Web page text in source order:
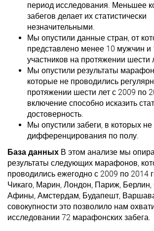
период исследования. Меньшее
забегов делает их статистически
незначительными.
Мы опустили данные стран, от
представлено менее 10 мужчин
участников на протяжении шести
Мы опустили результаты
которые не проводились
протяжении шести лет с 2009 по
включение способно исказить
достоверность.
Мы опустили забеги, в которых
дифференцирования по полу.
База данных В этом анализе мы
результаты следующих марафонов,
проводились ежегодно с 2009 по 2014
Чикаго, Марин, Лондон, Париж,
Афины, Амстердам, Будапешт,
совокупности это позволило нам
исследовании 72 марафонских забега.